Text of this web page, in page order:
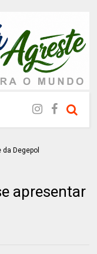
apresentar